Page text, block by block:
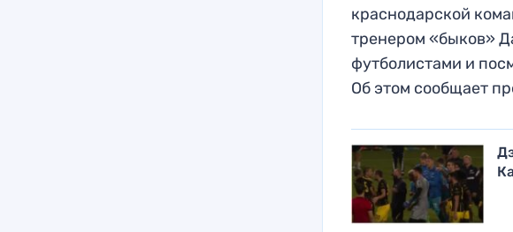
краснодарской
тренером «быков»
футболистами и
Об этом сообщает